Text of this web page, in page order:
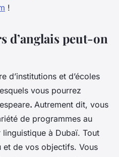
!
d’anglais peut-on
d’institutions et d’écoles
vous pourrez
. Autrement dit, vous
de programmes au
à Dubaï. Tout
et de vos objectifs. Vous